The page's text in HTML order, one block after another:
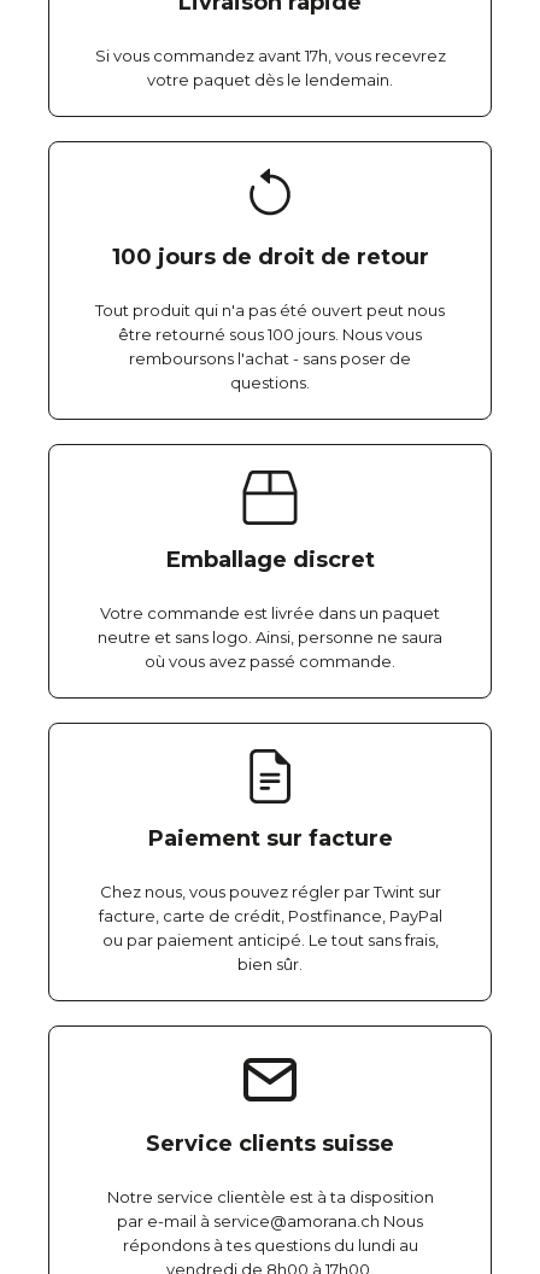
Si vous commandez avant 17h, vous recevrez
votre paquet dès le lendemain.
100 jours de droit de retour
Tout produit qui n'a pas été ouvert peut nous
être retourné sous 100 jours. Nous vous
remboursons l'achat - sans poser de
questions.
Emballage discret
Votre commande est livrée dans un paquet
neutre et sans logo. Ainsi, personne ne saura
où vous avez passé commande.
Paiement sur facture
Chez nous, vous pouvez régler par Twint sur
facture, carte de crédit, Postfinance, PayPal
ou par paiement anticipé. Le tout sans frais,
bien sûr.
Service clients suisse
Notre service clientèle est à ta disposition
par e-mail à service@amorana.ch Nous
répondons à tes questions du lundi au
vendredi de 8h00 à 17h00.